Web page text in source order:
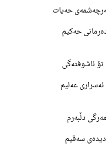
حەیات
حەکیم
ئاشوفتەگی
عەلیم
دڵبەرم
دیدەی سەقیم